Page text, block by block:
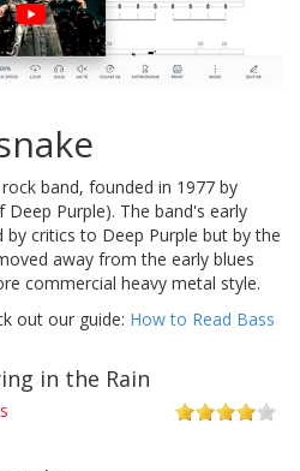
band, founded in 1977 by
Purple). The band's early
critics to Deep Purple but by the
away from the early blues
commercial heavy metal style.
out our guide: How to Read Bass
in the Rain